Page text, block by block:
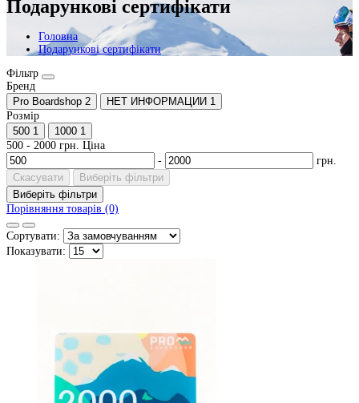
Подарункові сертифікати
Головна
Подарункові сертифікати
Фільтр
Бренд
Pro Boardshop 2 НЕТ ИНФОРМАЦИИ 1
Розмір
500 1 1000 1
500 - 2000 грн. Ціна
-
грн.
Скасувати
Виберіть фільтри
Виберіть фільтри
Порівняння товарів (0)
Сортувати:
Показувати: